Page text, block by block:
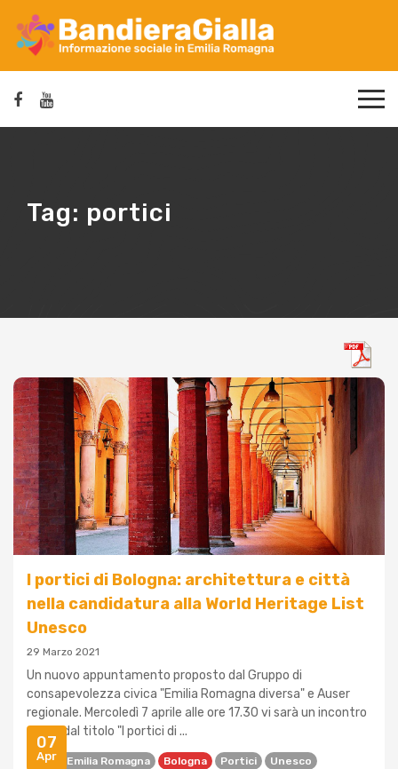
Tag: portici
07
Apr
I portici di Bologna: architettura e città
nella candidatura alla World Heritage List
Unesco
29 Marzo 2021
Un nuovo appuntamento proposto dal Gruppo di
consapevolezza civica "Emilia Romagna diversa" e Auser
regionale. Mercoledì 7 aprile alle ore 17.30 vi sarà un incontro
online dal titolo "I portici di ...
Auser Emilia Romagna Bologna Portici Unesco